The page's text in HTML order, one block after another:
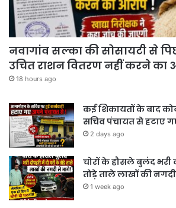
नवागांव सल्का की सोसायटी से
उचित राशन वितरण नहीं करने का
18 hours ago
कई शिकायतों के बाद
सचिव पंचायत से हटाए
2 days ago
चोरों के हौसले बुलंद भरी
तोड़े ताले लाखों की
1 week ago